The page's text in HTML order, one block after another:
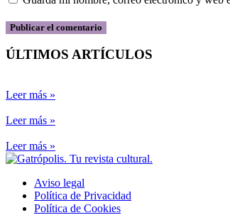
ÚLTIMOS ARTÍCULOS
Leer más »
Leer más »
Leer más »
Aviso legal
Política de Privacidad
Política de Cookies